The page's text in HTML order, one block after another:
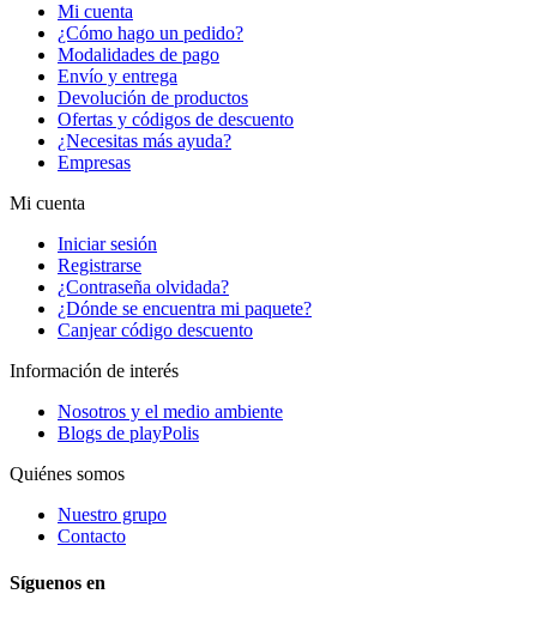
Mi cuenta
¿Cómo hago un pedido?
Modalidades de pago
Envío y entrega
Devolución de productos
Ofertas y códigos de descuento
¿Necesitas más ayuda?
Empresas
Mi cuenta
Iniciar sesión
Registrarse
¿Contraseña olvidada?
¿Dónde se encuentra mi paquete?
Canjear código descuento
Información de interés
Nosotros y el medio ambiente
Blogs de playPolis
Quiénes somos
Nuestro grupo
Contacto
Síguenos en